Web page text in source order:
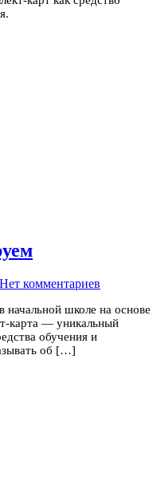
Нет комментариев
начальной школе на основе
карта — уникальный
обучения и
об […]